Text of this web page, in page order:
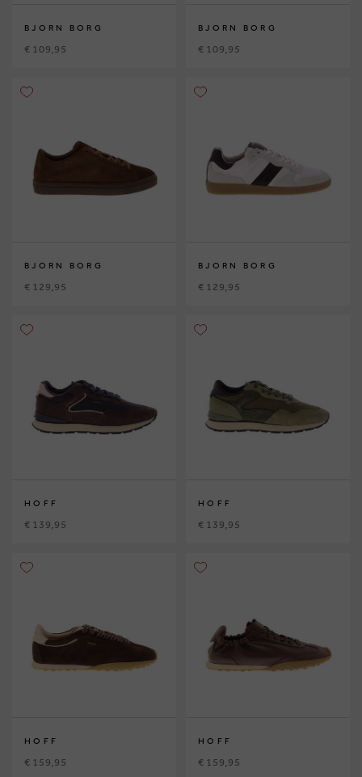
BJORN BORG
€ 109,95
BJORN BORG
€ 109,95
BJORN BORG
€ 129,95
BJORN BORG
€ 129,95
HOFF
€ 139,95
HOFF
€ 139,95
HOFF
€ 159,95
HOFF
€ 159,95